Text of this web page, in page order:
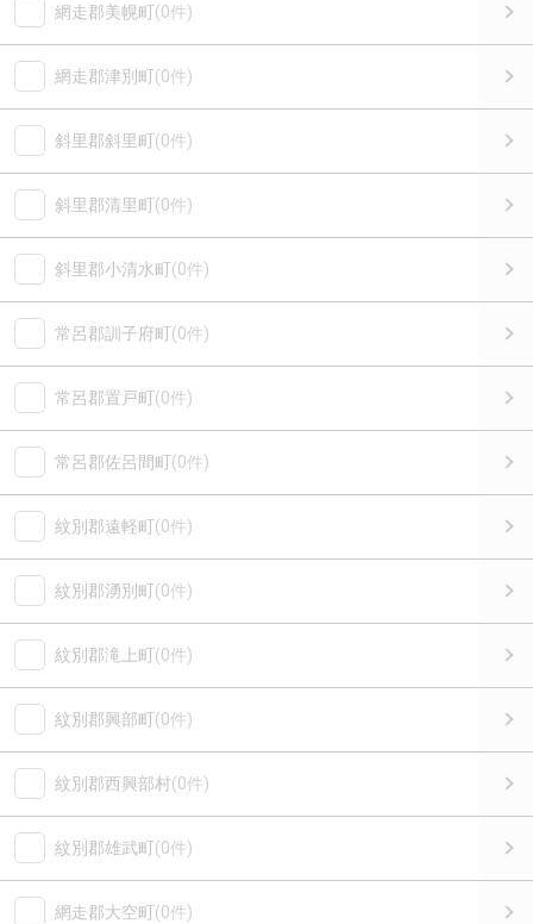
網走郡美幌町(0件)
網走郡津別町(0件)
斜里郡斜里町(0件)
斜里郡清里町(0件)
斜里郡小清水町(0件)
常呂郡訓子府町(0件)
常呂郡置戸町(0件)
常呂郡佐呂間町(0件)
紋別郡遠軽町(0件)
紋別郡湧別町(0件)
紋別郡滝上町(0件)
紋別郡興部町(0件)
紋別郡西興部村(0件)
紋別郡雄武町(0件)
網走郡大空町(0件)